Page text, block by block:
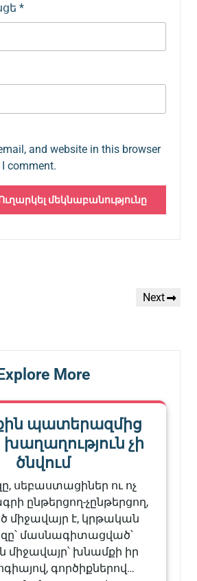
*
and website in this browser
comment.
Next
Next
More
պատերազմից
խաղաղություն չի
ծնվում
սեբաստացիներ ու ոչ
ընթերցող-չընթերցող,
միջավայր է, կրթական
մասնագիտացված՝
միջավայր՝ խնամքի իր
գործիքներով…